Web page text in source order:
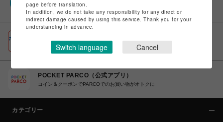
全国のPARCOやONLINE PARCOで貯まる＆使える
初回登録＆お買物で最大1,500円分のPARCOポイント進呈
POCKET PARCO（公式アプリ）
コイン＆クーポンでPARCOでのお買い物がオトクに
カテゴリー
page before translation.
In addition, we do not take any responsibility for any direct or
indirect damage caused by using this service. Thank you for your
understanding in advance.
Switch language Cancel